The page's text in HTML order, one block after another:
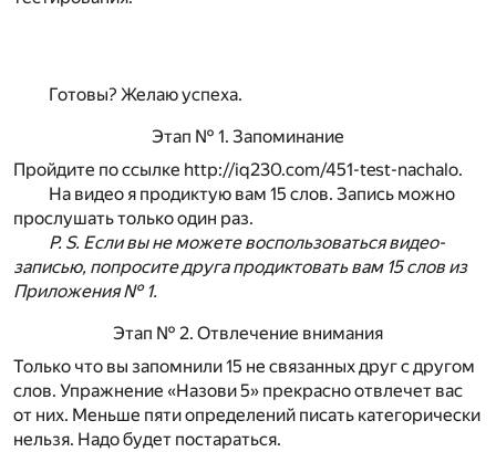
Готовы? Желаю успеха.
Этап № 1. Запоминание
Пройдите по ссылке http://iq230.com/451-test-nachalo.
На видео я продиктую вам 15 слов. Запись можно
прослушать только один раз.
P. S. Если вы не можете воспользоваться видео-
записью, попросите друга продиктовать вам 15 слов из
Приложения № 1.
Этап № 2. Отвлечение внимания
Только что вы запомнили 15 не связанных друг с другом
слов. Упражнение «Назови 5» прекрасно отвлечет вас
от них. Меньше пяти определений писать категорически
нельзя. Надо будет постараться.